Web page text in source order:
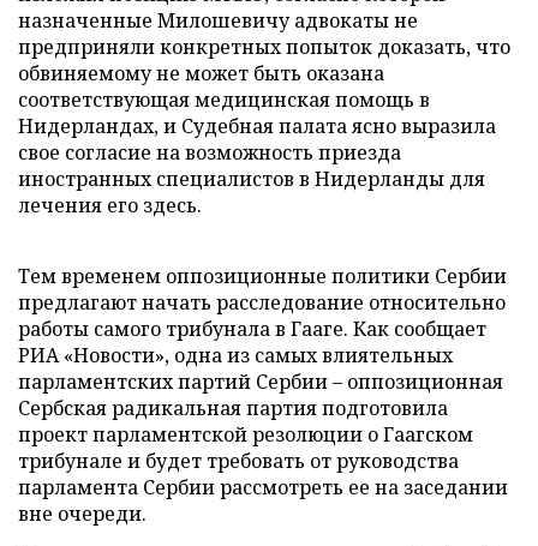
назначенные Милошевичу адвокаты не
предприняли конкретных попыток доказать, что
обвиняемому не может быть оказана
соответствующая медицинская помощь в
Нидерландах, и Судебная палата ясно выразила
свое согласие на возможность приезда
иностранных специалистов в Нидерланды для
лечения его здесь.
Тем временем оппозиционные политики Сербии
предлагают начать расследование относительно
работы самого трибунала в Гааге. Как сообщает
РИА «Новости», одна из самых влиятельных
парламентских партий Сербии – оппозиционная
Сербская радикальная партия подготовила
проект парламентской резолюции о Гаагском
трибунале и будет требовать от руководства
парламента Сербии рассмотреть ее на заседании
вне очереди.